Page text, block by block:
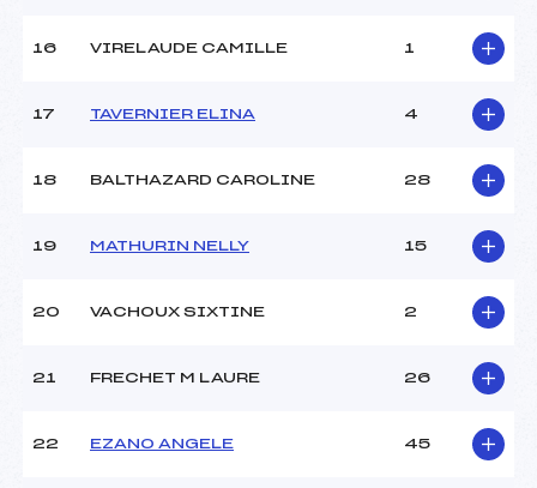
-5
Pénalité appliquée :
98.8900
16 VIRELAUDE CAMILLE 1
17 TAVERNIER ELINA 4
18 BALTHAZARD CAROLINE 28
19 MATHURIN NELLY 15
20 VACHOUX SIXTINE 2
21 FRECHET M LAURE 26
22 EZANO ANGELE 45